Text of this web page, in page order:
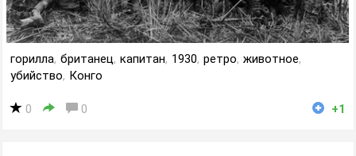
горилла, британец, капитан, 1930, ретро, животное,
убийство, Конго
0 0 +1